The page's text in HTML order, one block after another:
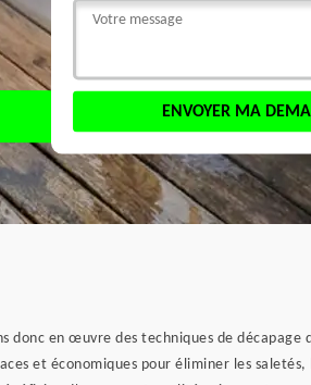
donc en œuvre des techniques de décapage
et économiques pour éliminer les saletés,